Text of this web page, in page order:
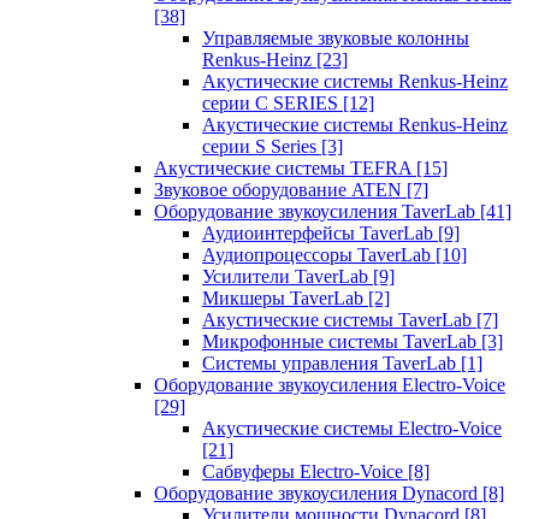
[38]
Управляемые звуковые колонны
Renkus-Heinz [23]
Акустические системы Renkus-Heinz
серии C SERIES [12]
Акустические системы Renkus-Heinz
серии S Series [3]
Акустические системы TEFRA [15]
Звуковое оборудование ATEN [7]
Оборудование звукоусиления TaverLab [41]
Аудиоинтерфейсы TaverLab [9]
Аудиопроцессоры TaverLab [10]
Усилители TaverLab [9]
Микшеры TaverLab [2]
Акустические системы TaverLab [7]
Микрофонные системы TaverLab [3]
Системы управления TaverLab [1]
Оборудование звукоусиления Electro-Voice
[29]
Акустические системы Electro-Voice
[21]
Сабвуферы Electro-Voice [8]
Оборудование звукоусиления Dynacord [8]
Усилители мощности Dynacord [8]